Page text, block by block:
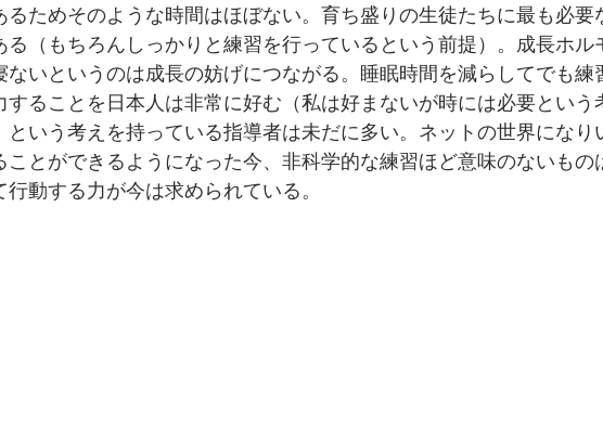
るためそのような時間はほぼない。育ち盛りの生徒たちに最も必要
る（もちろんしっかりと練習を行っているという前提）。成長ホル
ないというのは成長の妨げにつながる。睡眠時間を減らしてでも練
することを日本人は非常に好む（私は好まないが時には必要という
という考えを持っている指導者は未だに多い。ネットの世界になり
ことができるようになった今、非科学的な練習ほど意味のないもの
行動する力が今は求められている。